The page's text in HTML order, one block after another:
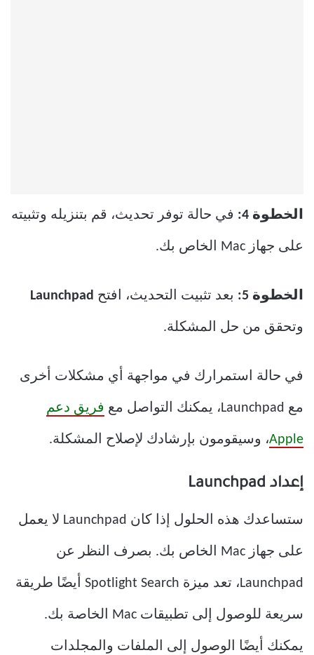
الخطوة 4: في حالة توفر تحديث، قم بتنزيله وتثبيته
على جهاز Mac الخاص بك.
الخطوة 5: بعد تثبيت التحديث، افتح Launchpad
وتحقق من حل المشكلة.
في حالة استمرارك في مواجهة أي مشكلات أخرى
مع Launchpad، يمكنك التواصل مع فريق دعم
Apple، وسيقومون بإرشادك لإصلاح المشكلة.
إعداد Launchpad
ستساعدك هذه الحلول إذا كان Launchpad لا يعمل
على جهاز Mac الخاص بك. بصرف النظر عن
Launchpad، تعد ميزة Spotlight Search أيضًا طريقة
سريعة للوصول إلى تطبيقات Mac الخاصة بك.
يمكنك أيضًا الوصول إلى الملفات والمجلدات